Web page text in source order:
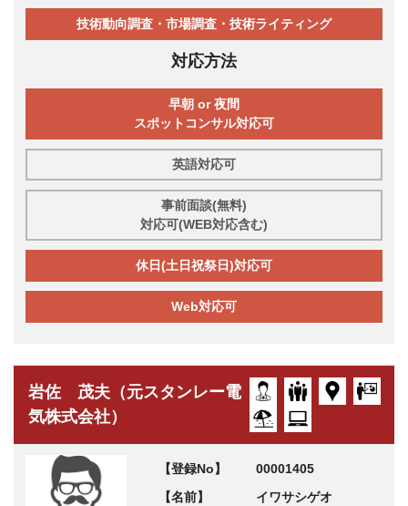
技術動向調査・市場調査・技術ライティング
対応方法
早朝 or 夜間
スポットコンサル対応可
英語対応可
事前面談(無料)
対応可(WEB対応含む)
休日(土日祝祭日)対応可
Web対応可
岩佐 茂夫（元スタンレー電
気株式会社）
【登録No】
00001405
【名前】
イワサシゲオ